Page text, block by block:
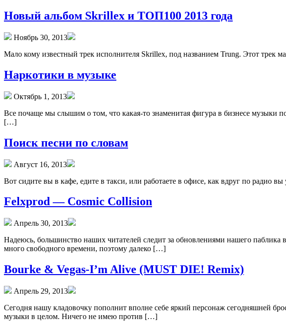
Новый альбом Skrillex и ТОП100 2013 года
Ноябрь 30, 2013
Мало кому известный трек исполнителя Skrillex, под названием Trung. Этот трек
Наркотики в музыке
Октябрь 1, 2013
Все почаще мы слышим о том, что какая-то знаменитая фигура в бизнесе музыки
[…]
Поиск песни по словам
Август 16, 2013
Вот сидите вы в кафе, едите в такси, или работаете в офисе, как вдруг по
Felxprod — Cosmic Collision
Апрель 30, 2013
Надеюсь, большинство наших читателей следит за обновлениями нашего
много свободного времени, поэтому далеко […]
Bourke & Vegas-I’m Alive (MUST DIE! Remix)
Апрель 29, 2013
Сегодня нашу кладовочку пополнит вполне себе яркий персонаж сегодняшней
музыки в целом. Ничего не имею против […]